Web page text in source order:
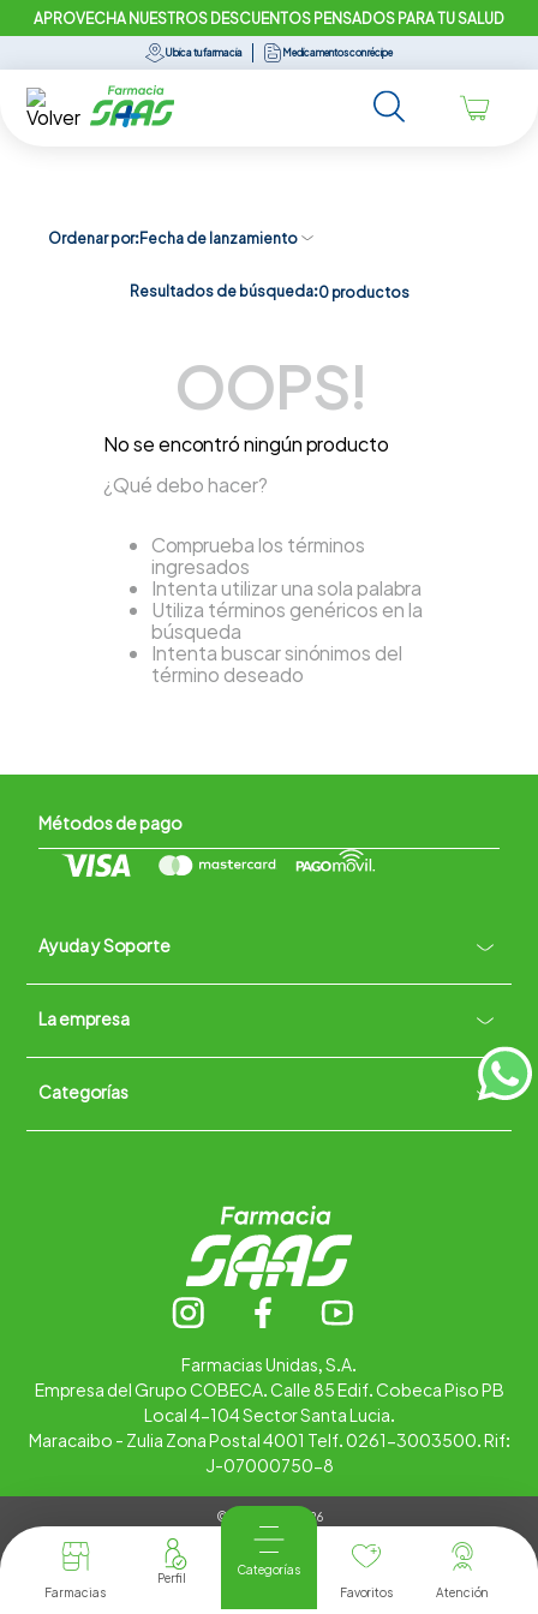
APROVECHA NUESTROS DESCUENTOS PENSADOS PARA TU SALUD
Ubica tu farmacia Medicamentos con récipe
Farmacias
Categorías
Favoritos
Atención
Ordenar por Fecha de lanzamiento
Resultados de búsqueda:0 productos
OOPS!
No se encontró ningún producto
¿Qué debo hacer?
Comprueba los términos
ingresados
Intenta utilizar una sola palabra
Utiliza términos genéricos en la
búsqueda
Intenta buscar sinónimos del
término deseado
Métodos de pago
Ayuda y Soporte +
Contacto vía WhatsApp
Términos y condiciones
La empresa +
Quiénes somos
Trabaja con nosotros
Categorías +
Farmacias Unidas, S.A.
Empresa del Grupo COBECA. Calle 85 Edif. Cobeca Piso PB
Local 4-104 Sector Santa Lucia.
Maracaibo - Zulia Zona Postal 4001 Telf. 0261-3003500. Rif:
J-07000750-8
© Copyright 2026
Tienda Virtual desarrollada por
Tecnología